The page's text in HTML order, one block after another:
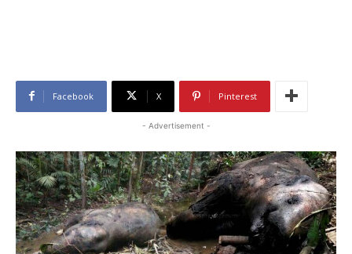
Facebook X Pinterest
- Advertisement -